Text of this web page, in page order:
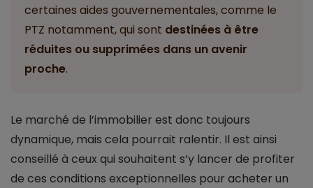
certaines aides gouvernementales, comme le
PTZ notamment, qui sont destinées à être
réduites ou supprimées dans un avenir
proche.
Le marché de l’immobilier est donc toujours
dynamique, mais cela pourrait ralentir. Il est ainsi
conseillé à ceux qui souhaitent s’y lancer de profiter
de ces conditions exceptionnelles pour acheter un